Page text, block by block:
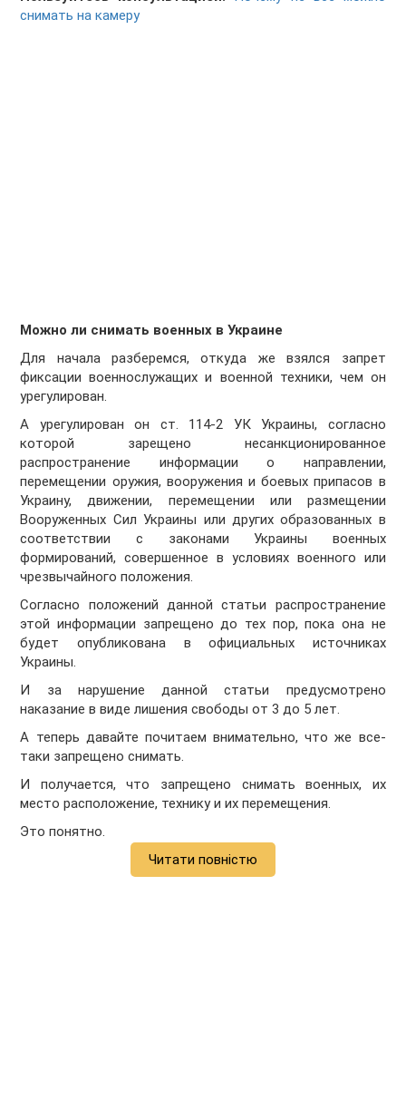
снимать на камеру
Можно ли снимать военных в Украине
Для начала разберемся, откуда же взялся запрет
фиксации военнослужащих и военной техники, чем он
урегулирован.
А урегулирован он ст. 114-2 УК Украины, согласно
которой зарещено несанкционированное
распространение информации о направлении,
перемещении оружия, вооружения и боевых припасов в
Украину, движении, перемещении или размещении
Вооруженных Сил Украины или других образованных в
соответствии с законами Украины военных
формирований, совершенное в условиях военного или
чрезвычайного положения.
Согласно положений данной статьи распространение
этой информации запрещено до тех пор, пока она не
будет опубликована в официальных источниках
Украины.
И за нарушение данной статьи предусмотрено
наказание в виде лишения свободы от 3 до 5 лет.
А теперь давайте почитаем внимательно, что же все-
таки запрещено снимать.
И получается, что запрещено снимать военных, их
место расположение, технику и их перемещения.
Это понятно.
Читати повністю